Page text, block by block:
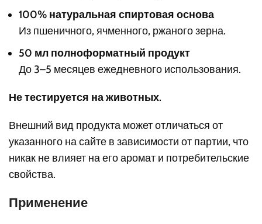
100% натуральная спиртовая основа
Из пшеничного, ячменного, ржаного зерна.
50 мл полноформатный продукт
До 3–5 месяцев ежедневного использования.
Не тестируется на животных.
Внешний вид продукта может отличаться от
указанного на сайте в зависимости от партии, что
никак не влияет на его аромат и потребительские
свойства.
Применение